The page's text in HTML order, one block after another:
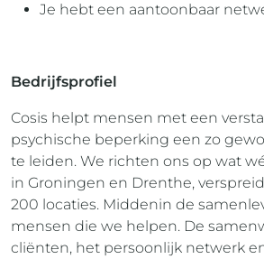
Je hebt een aantoonbaar
Bedrijfsprofiel
Cosis helpt mensen met een
psychische beperking een zo
te leiden. We richten ons op wat
in Groningen en Drenthe,
200 locaties. Middenin de
mensen die we helpen. De
cliënten, het persoonlijk netwerk